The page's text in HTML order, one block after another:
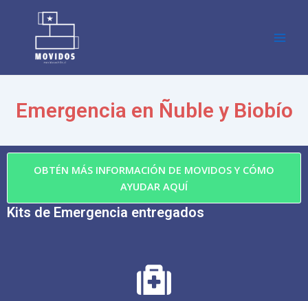
content
Emergencia en Ñuble y Biobío
OBTÉN MÁS INFORMACIÓN DE MOVIDOS Y CÓMO
AYUDAR AQUÍ
Kits de Emergencia entregados